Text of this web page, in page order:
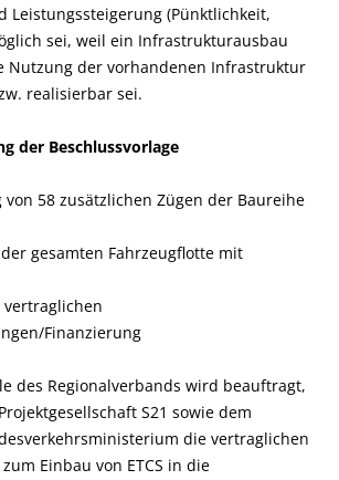
Leistungssteigerung (Pünktlichkeit,
sei, weil ein Infrastrukturausbau
Nutzung der vorhandenen Infrastruktur
realisierbar sei.
der Beschlussvorlage
von 58 zusätzlichen Zügen der Baureihe
gesamten Fahrzeugflotte mit
vertraglichen
Finanzierung
des Regionalverbands wird beauftragt,
S21 sowie dem
die vertraglichen
Einbau von ETCS in die